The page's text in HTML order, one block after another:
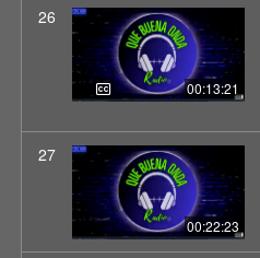
26
00:13:21
27
00:22:23